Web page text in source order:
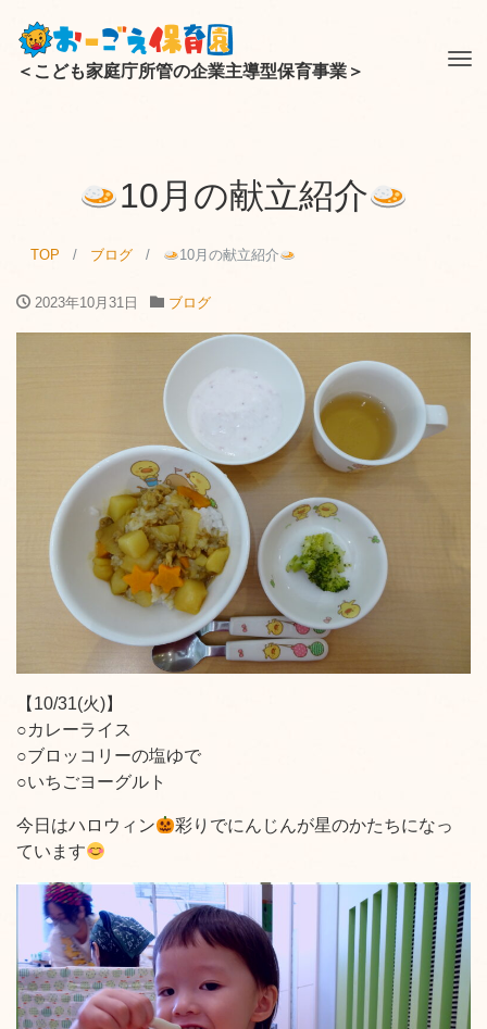
＜こども家庭庁所管の企業主導型保育事業＞
10月の献立紹介
TOP ブログ 10月の献立紹介
2023年10月31日 ブログ
【10/31(火)】
○カレーライス
○ブロッコリーの塩ゆで
○いちごヨーグルト
今日はハロウィン
彩りでにんじんが星のかたちになっ
ています